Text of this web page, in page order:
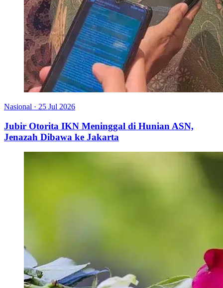
Nasional · 25 Jul 2026
Jubir Otorita IKN Meninggal di Hunian ASN,
Jenazah Dibawa ke Jakarta